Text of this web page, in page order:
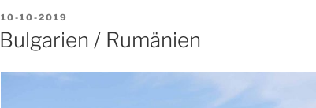
VERÖFFENTLICHT
AM
10-10-2019
Bulgarien / Rumänien